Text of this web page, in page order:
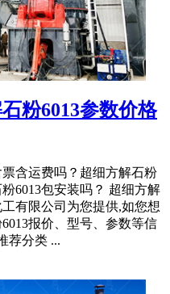
粉6013参数价格
含运费吗？超细方解石粉
6013包安装吗？ 超细方解
有限公司为您提供,如您想
报价、型号、参数等信
荐分类 ...